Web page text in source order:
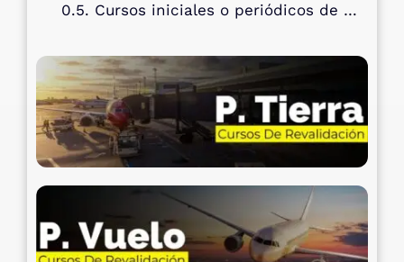
Cursos iniciales o periódicos de Embraer